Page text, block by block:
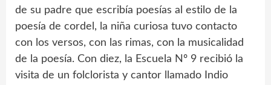
de su padre que escribía poesías al estilo de la
poesía de cordel, la niña curiosa tuvo contacto
con los versos, con las rimas, con la musicalidad
de la poesía. Con diez, la Escuela Nº 9 recibió la
visita de un folclorista y cantor llamado Indio